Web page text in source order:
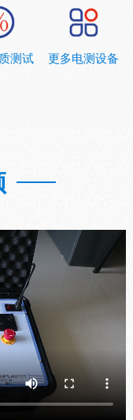
测试 更多电测设备